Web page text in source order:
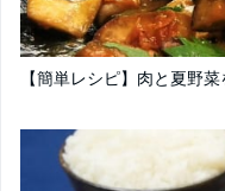
【簡単レシピ】肉と夏野